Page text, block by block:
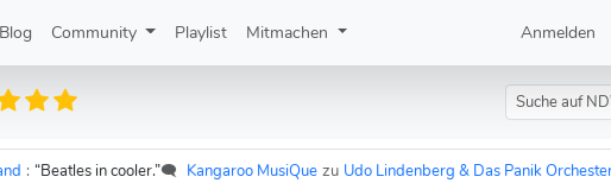
Blog Community Playlist Mitmachen Anmelden
in cooler.” 🗨️ Kangaroo MusiQue zu Udo Lindenberg & Das Panik Orchester - Russen